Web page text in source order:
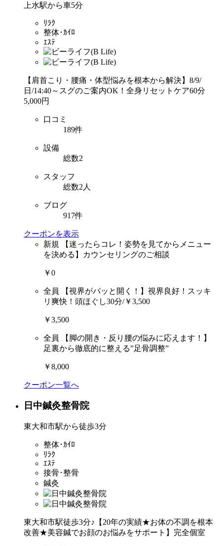
上水駅から車5分
ﾘﾗｸ
整体･ｶｲﾛ
ｴｽﾃ
【肩首こり・腰痛・体型悩みを根本から解決】8/9/
日/14:40～スグのご案内OK！全身リセットケア60分
5,000円
口コミ
189件
設備
総数2
スタッフ
総数2人
ブログ
917件
クーポンを表示
新規
【迷ったらコレ！姿勢を見てからメニュー
を決める】カウンセリングのご相談
￥0
全員
【視界がパッと開く！】視界良好！スッキ
リ爽快！頭ほぐし30分/￥3,500
￥3,500
全員
【脚の開き・反り腰の悩みに応えます！】
足裏から徹底的に整える”足骨調整”
￥8,000
クーポン一覧へ
日中鍼灸整骨院
東大和市駅から徒歩3分
整体･ｶｲﾛ
ﾘﾗｸ
ｴｽﾃ
接骨･整骨
鍼灸
東大和市駅徒歩3分♪【20年の実績★お体の不調を根本
改善★美容鍼でお顔のお悩みをサポート】完全個室